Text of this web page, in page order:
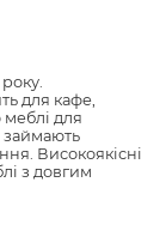
для кафе,
меблі для
займають
Високоякісні
з довгим